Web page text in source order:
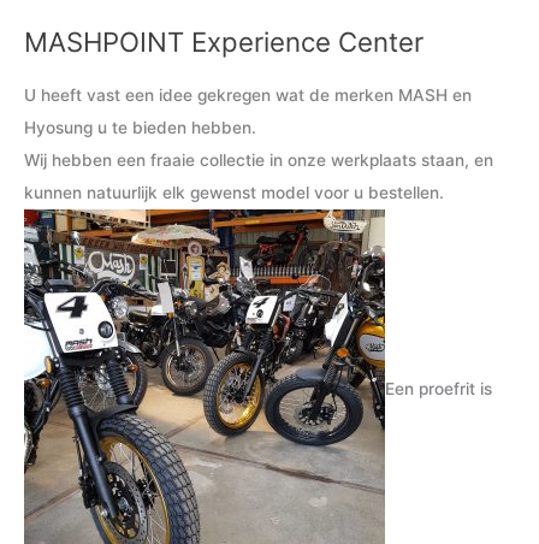
MASHPOINT Experience Center
U heeft vast een idee gekregen wat de merken MASH en
Hyosung u te bieden hebben.
Wij hebben een fraaie collectie in onze werkplaats staan, en
kunnen natuurlijk elk gewenst model voor u bestellen.
Een proefrit is